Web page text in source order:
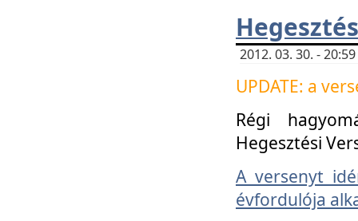
2012. 03. 30. -
UPDATE: a
Régi
Hegesztési
A versenyt
évfordulója